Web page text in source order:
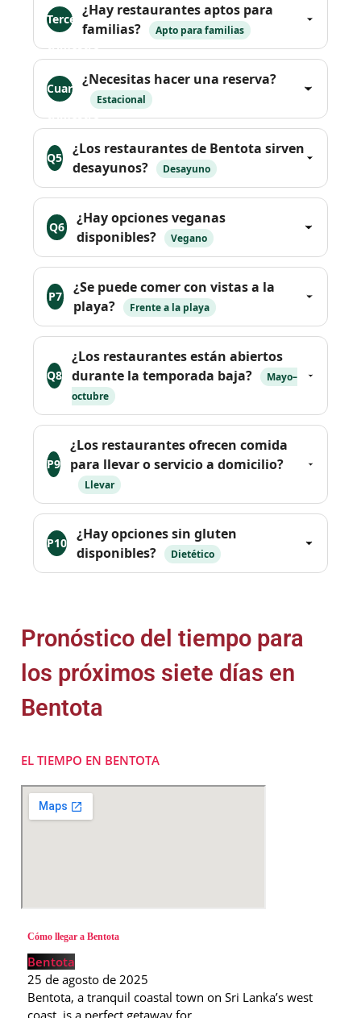
Tercer
trimestre
¿Hay restaurantes aptos para
familias?
Apto para familias
Cuarto
trimestre
¿Necesitas hacer una reserva?
Estacional
Q5
¿Los restaurantes de Bentota sirven
desayunos?
Desayuno
Q6
¿Hay opciones veganas
disponibles?
Vegano
P7
¿Se puede comer con vistas a la
playa?
Frente a la playa
Q8
¿Los restaurantes están abiertos
durante la temporada baja?
Mayo–
octubre
P9
¿Los restaurantes ofrecen comida
para llevar o servicio a domicilio?
Llevar
P10
¿Hay opciones sin gluten
disponibles?
Dietético
Pronóstico del tiempo para
los próximos siete días en
Bentota
EL TIEMPO EN BENTOTA
Cómo llegar a Bentota
Bentota
25 de agosto de 2025
Bentota, a tranquil coastal town on Sri Lanka’s west
coast, is a perfect getaway for…